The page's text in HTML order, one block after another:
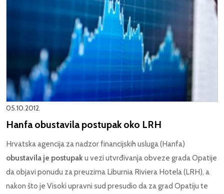
05.10.2012.
Hanfa obustavila postupak oko LRH
Hrvatska agencija za nadzor financijskih usluga (Hanfa)
obustavila je postupaku vezi utvrđivanja obveze grada Opatije
da objavi ponudu za preuzima Liburnia Riviera Hotela (LRH), a
nakon što je Visoki upravni sud presudio da za grad Opatiju te